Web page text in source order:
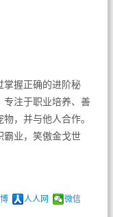
掌握正确的进阶秘
专注于职业培养、善
，并与他人合作。
霸业，笑傲金戈世
人人网 微信